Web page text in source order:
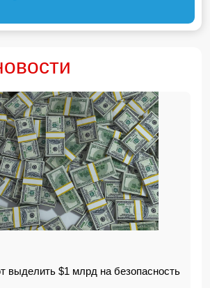
$1 млрд на безопасность